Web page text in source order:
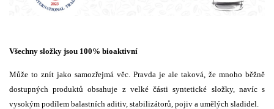
Všechny složky jsou 100% bioaktivní
Může to znít jako samozřejmá věc. Pravda je ale taková, že mnoho běžně
dostupných produktů obsahuje z velké části syntetické složky, navíc s
vysokým podílem balastních aditiv, stabilizátorů, pojiv a umělých sladidel.